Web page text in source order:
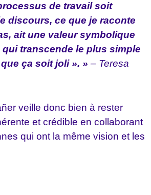
de travail soit
discours, ce que je raconte
ait une valeur symbolique
transcende le plus simple
ça soit joli ». » – Teresa
ñer veille donc bien à rester
et crédible en collaborant
qui ont la même vision et les